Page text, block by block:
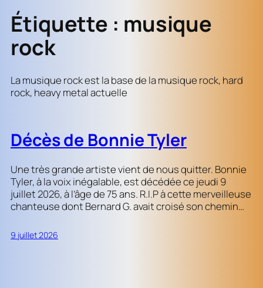
Étiquette : musique
rock
La musique rock est la base de la musique rock, hard
rock, heavy metal actuelle
Décès de Bonnie Tyler
Une très grande artiste vient de nous quitter. Bonnie
Tyler, à la voix inégalable, est décédée ce jeudi 9
juillet 2026, à l’âge de 75 ans. R.I.P à cette merveilleuse
chanteuse dont Bernard G. avait croisé son chemin…
9 juillet 2026